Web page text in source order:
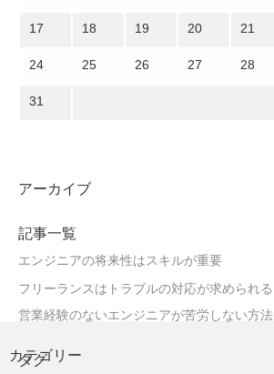
17 18 19 20 21
24 25 26 27 28
31
アーカイブ
記事一覧
エンジニアの将来性はスキルが重要
フリーランスはトラブルの対応が求められる
営業経験のないエンジニアが苦労しない方法
タグ
カテゴリー